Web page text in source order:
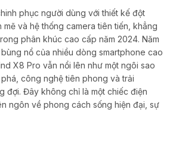
phục người dùng với thiết kế đột
mẽ và hệ thống camera tiên tiến, khẳng
phân khúc cao cấp năm 2024. Năm
nổ của nhiều dòng smartphone cao
X8 Pro vẫn nổi lên như một ngôi sao
công nghệ tiên phong và trải
đợi. Đây không chỉ là một chiếc điện
ngôn về phong cách sống hiện đại, sự